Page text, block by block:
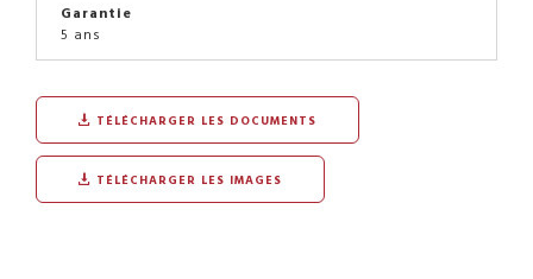
Garantie
5 ans
TÉLÉCHARGER LES DOCUMENTS
TÉLÉCHARGER LES IMAGES